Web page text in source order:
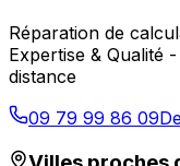
Réparation de
Expertise & Qualité
distance
09 79 99 86 09